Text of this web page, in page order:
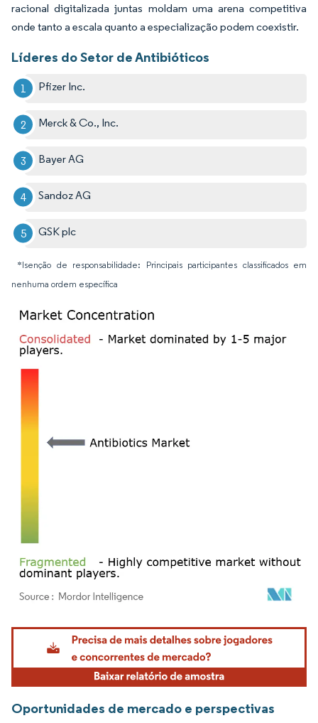
racional digitalizada juntas moldam uma arena competitiva
onde tanto a escala quanto a especialização podem coexistir.
Líderes do Setor de Antibióticos
Pfizer Inc.
Merck & Co., Inc.
Bayer AG
Sandoz AG
GSK plc
*Isenção de responsabilidade: Principais participantes classificados em
nenhuma ordem específica
Imagem © Mordor Intelligence. O reuso requer atribuição conforme CC BY 4.0.
Oportunidades de mercado e perspectivas